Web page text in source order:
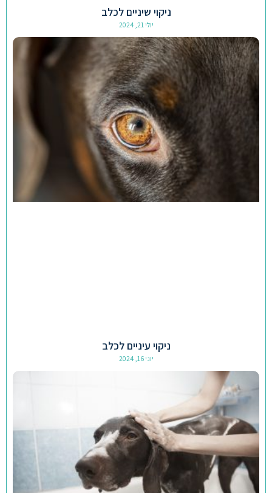
ניקוי שיניים לכלב
יולי 21, 2024
ניקוי עיניים לכלב
יוני 16, 2024